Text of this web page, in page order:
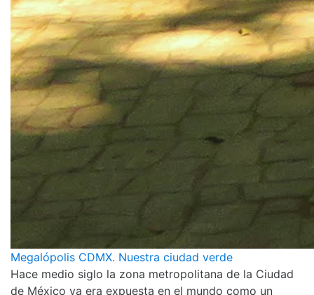
Megalópolis CDMX. Nuestra ciudad verde
Hace medio siglo la zona metropolitana de la Ciudad
de México ya era expuesta en el mundo como un